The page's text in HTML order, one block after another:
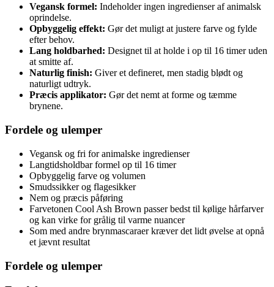
Vegansk formel: Indeholder ingen ingredienser af animalsk
oprindelse.
Opbyggelig effekt: Gør det muligt at justere farve og fylde
efter behov.
Lang holdbarhed: Designet til at holde i op til 16 timer uden
at smitte af.
Naturlig finish: Giver et defineret, men stadig blødt og
naturligt udtryk.
Præcis applikator: Gør det nemt at forme og tæmme
brynene.
Fordele og ulemper
Vegansk og fri for animalske ingredienser
Langtidsholdbar formel op til 16 timer
Opbyggelig farve og volumen
Smudssikker og flagesikker
Nem og præcis påføring
Farvetonen Cool Ash Brown passer bedst til kølige hårfarver
og kan virke for grålig til varme nuancer
Som med andre brynmascaraer kræver det lidt øvelse at opnå
et jævnt resultat
Fordele og ulemper